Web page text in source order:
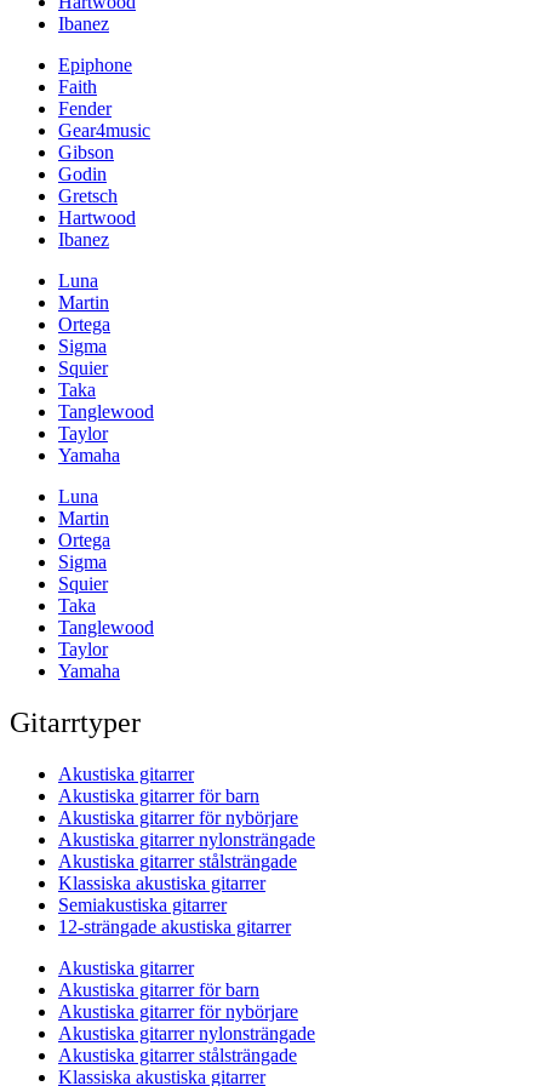
Ibanez
Epiphone
Faith
Fender
Gear4music
Gibson
Godin
Gretsch
Hartwood
Ibanez
Luna
Martin
Ortega
Sigma
Squier
Taka
Tanglewood
Taylor
Yamaha
Luna
Martin
Ortega
Sigma
Squier
Taka
Tanglewood
Taylor
Yamaha
Gitarrtyper
Akustiska gitarrer
Akustiska gitarrer för barn
Akustiska gitarrer för nybörjare
Akustiska gitarrer nylonsträngade
Akustiska gitarrer stålsträngade
Klassiska akustiska gitarrer
Semiakustiska gitarrer
12-strängade akustiska gitarrer
Akustiska gitarrer
Akustiska gitarrer för barn
Akustiska gitarrer för nybörjare
Akustiska gitarrer nylonsträngade
Akustiska gitarrer stålsträngade
Klassiska akustiska gitarrer